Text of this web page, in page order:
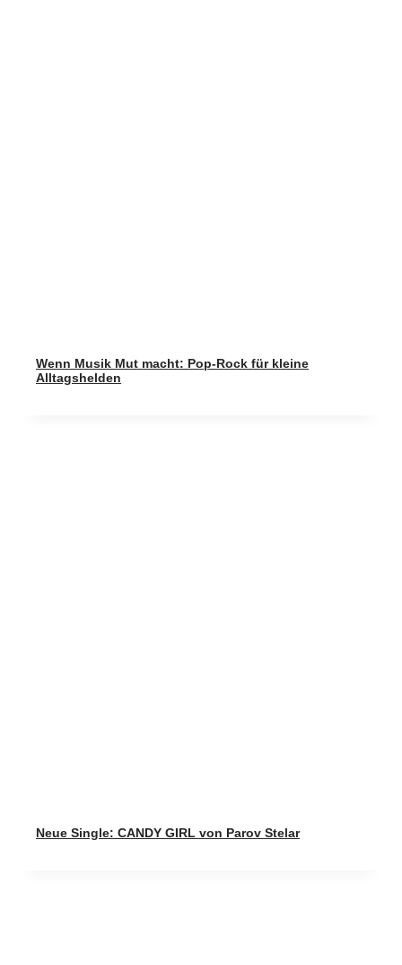
Wenn Musik Mut macht: Pop-Rock für kleine
Alltagshelden
Neue Single: CANDY GIRL von Parov Stelar